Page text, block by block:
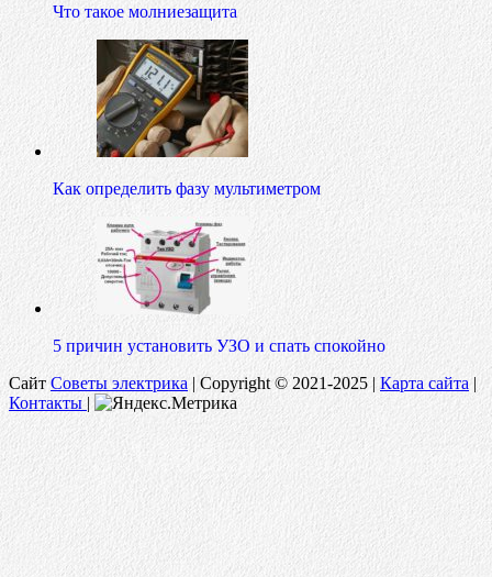
Что такое молниезащита
Как определить фазу мультиметром
5 причин установить УЗО и спать спокойно
Сайт Советы электрика | Copyright © 2021-2025 | Карта сайта |
Контакты |